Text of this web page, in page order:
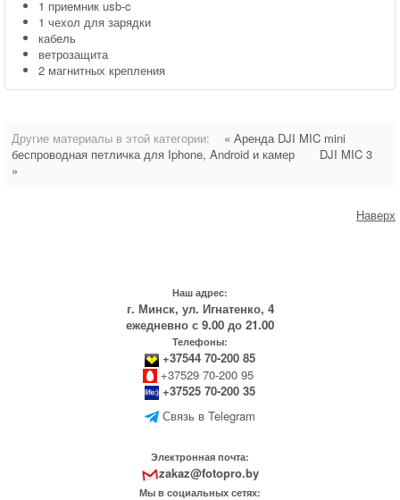
1 приемник usb-c
1 чехол для зарядки
кабель
ветрозащита
2 магнитных крепления
Другие материалы в этой категории:
« Аренда DJI MIC mini
беспроводная петличка для Iphone, Android и камер
DJI MIC 3
»
Наверх
Наш адрес:
г. Минск, ул. Игнатенко, 4
ежедневно с 9.00 до 21.00
Телефоны:
+37544 70-200 85
+37529 70-200 95
+37525 70-200 35
Связь в Telegram
Электронная почта:
zakaz@fotopro.by
Мы в социальных сетях: